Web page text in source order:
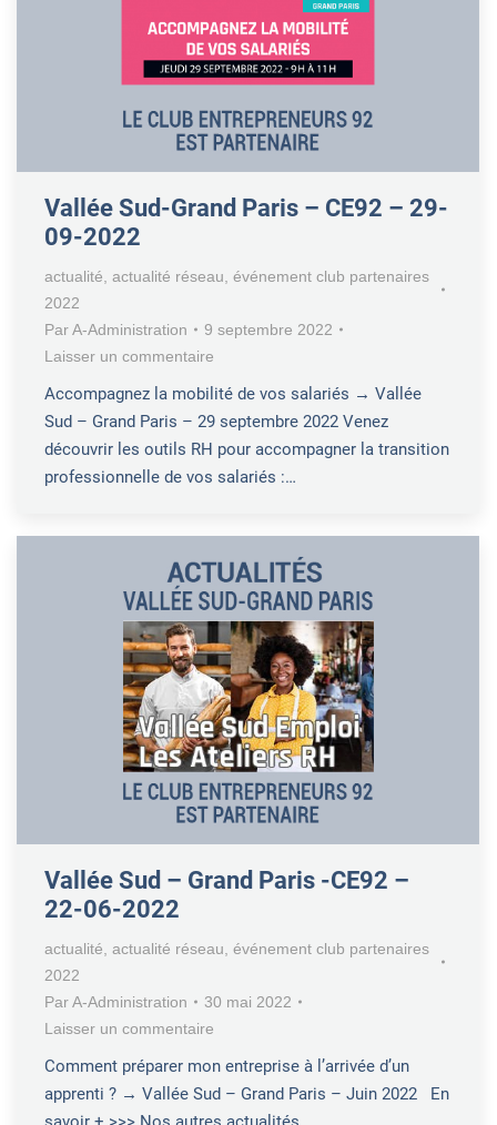
Vallée Sud-Grand Paris – CE92 – 29-
09-2022
actualité actualité réseau événement club partenaires
2022
ParA-Administration
9 septembre 2022
Laisser un commentaire
Accompagnez la mobilité de vos salariés → Vallée
Sud – Grand Paris – 29 septembre 2022 Venez
découvrir les outils RH pour accompagner la transition
professionnelle de vos salariés :…
Vallée Sud – Grand Paris -CE92 –
22-06-2022
actualité actualité réseau événement club partenaires
2022
ParA-Administration
30 mai 2022
Laisser un commentaire
Comment préparer mon entreprise à l’arrivée d’un
apprenti ? → Vallée Sud – Grand Paris – Juin 2022 En